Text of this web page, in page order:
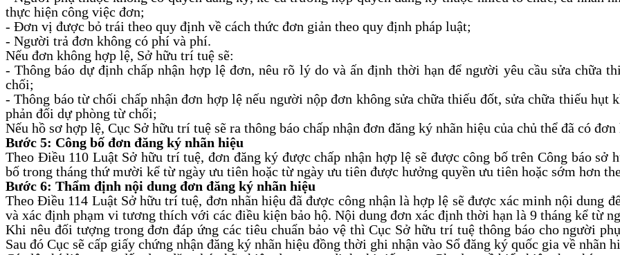
thực hiện công việc đơn;
- Đơn vị được bỏ trái theo quy định về cách thức đơn giản theo quy định pháp luật;
- Người trả đơn không có phí và phí.
Nếu đơn không hợp lệ, Sở hữu trí tuệ sẽ:
- Thông báo dự định chấp nhận hợp lệ đơn, nêu rõ lý do và ấn định thời hạn để người yêu cầu sửa chữa
chối;
- Thông báo từ chối chấp nhận đơn hợp lệ nếu người nộp đơn không sửa chữa thiếu đốt, sửa chữa thiếu hụt
phản đối dự phòng từ chối;
Nếu hồ sơ hợp lệ, Cục Sở hữu trí tuệ sẽ ra thông báo chấp nhận đơn đăng ký nhãn hiệu của chủ thể đã có
Bước 5: Công bố đơn đăng ký nhãn hiệu
Theo Điều 110 Luật Sở hữu trí tuệ, đơn đăng ký được chấp nhận hợp lệ sẽ được công bố trên Công báo sở
bố trong tháng thứ mười kể từ ngày ưu tiên hoặc từ ngày ưu tiên được hưởng quyền ưu tiên hoặc sớm hơn
Bước 6: Thẩm định nội dung đơn đăng ký nhãn hiệu
Theo Điều 114 Luật Sở hữu trí tuệ, đơn nhãn hiệu đã được công nhận là hợp lệ sẽ được xác minh nội dung
và xác định phạm vi tương thích với các điều kiện bảo hộ. Nội dung đơn xác định thời hạn là 9 tháng kể từ
Khi nêu đối tượng trong đơn đáp ứng các tiêu chuẩn bảo vệ thì Cục Sở hữu trí tuệ thông báo cho người
Sau đó Cục sẽ cấp giấy chứng nhận đăng ký nhãn hiệu đồng thời ghi nhận vào Sổ đăng ký quốc gia về nhãn